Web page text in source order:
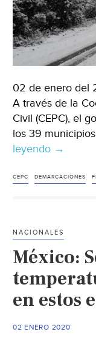
02 de enero del
A través de la
Civil (CEPC), el
los 39
leyendo Durango:
el
y
agua
Siglo
de
→
CEPC DEMARCACIONES
NACIONALES
México:
en estos
02 ENERO 2020